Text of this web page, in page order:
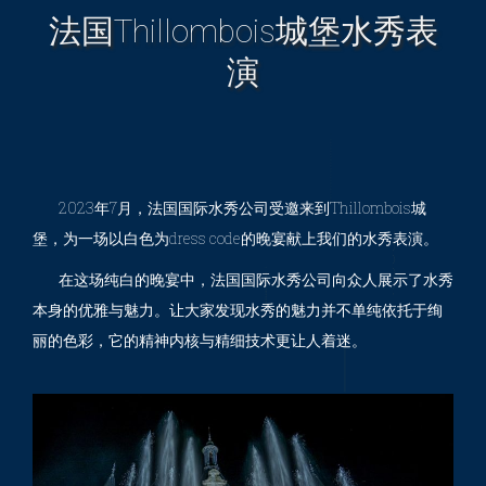
法国Thillombois城堡水秀表
演
You are here:
2023年7月，法国国际水秀公司受邀来到Thillombois城
堡，为一场以白色为dress code的晚宴献上我们的水秀表演。
在这场纯白的晚宴中，法国国际水秀公司向众人展示了水秀
本身的优雅与魅力。让大家发现水秀的魅力并不单纯依托于绚
丽的色彩，它的精神内核与精细技术更让人着迷。